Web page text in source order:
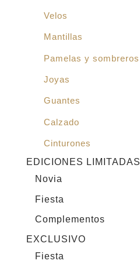
Velos
Mantillas
Pamelas y sombreros
Joyas
Guantes
Calzado
Cinturones
EDICIONES LIMITADAS
Novia
Fiesta
Complementos
EXCLUSIVO
Fiesta